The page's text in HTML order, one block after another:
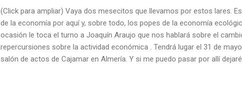
(Click para ampliar) Vaya dos mesecitos que llevamos por estos lares.
de la economía por aquí y, sobre todo, los popes de la economía
ocasión le toca el turno a Joaquín Araujo que nos hablará sobre el
repercursiones sobre la actividad económica . Tendrá lugar el 31 de
salón de actos de Cajamar en Almería. Y si me puedo pasar por allí